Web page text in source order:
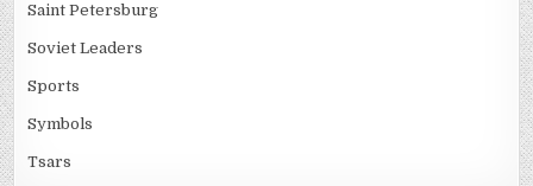
Saint Petersburg
Soviet Leaders
Sports
Symbols
Tsars